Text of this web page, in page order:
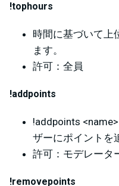
!tophours
時間に基づいて上
ます。
許可：全員
!addpoints
!addpoints
ザーにポイントを
許可：モデレータ
!removepoints